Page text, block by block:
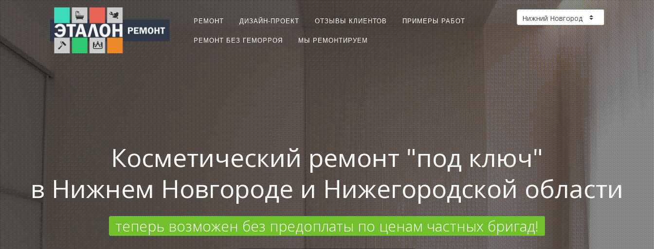
РЕМОНТ ДИЗАЙН-ПРОЕКТ ОТЗЫВЫ КЛИЕНТОВ ПРИМЕРЫ РАБОТ
РЕМОНТ БЕЗ ГЕМОРРОЯ МЫ РЕМОНТИРУЕМ
Косметический ремонт "под ключ"
в Нижнем Новгороде и Нижегородской области
теперь возможен без предоплаты по ценам частных бригад!